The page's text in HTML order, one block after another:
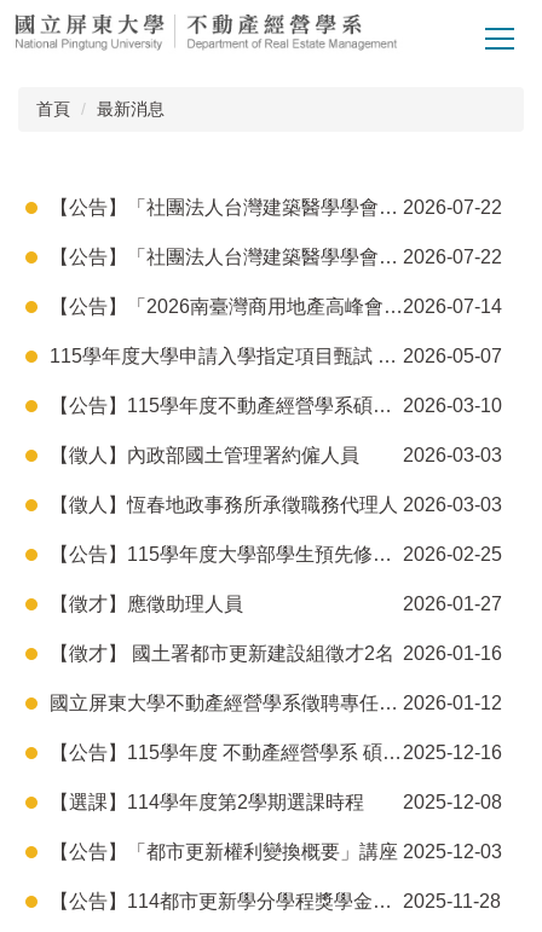
跳
到
首頁 最新消息
【公告】「社團法人台灣建築醫學學會-2026第八屆優秀學位論文獎」 2026-07-22
【公告】「社團法人台灣建築醫學學會-2026第四屆傑出獎項評選」 2026-07-22
【公告】「2026南臺灣商用地產高峰會」講座2026-07-14
115學年度大學申請入學指定項目甄試 不動產經營學系學系面試公告 2026-05-07
【公告】115學年度不動產經營學系碩士在職專班面試公告 2026-03-10
【徵人】內政部國土管理署約僱人員 2026-03-03
【徵人】恆春地政事務所承徵職務代理人 2026-03-03
【公告】115學年度大學部學生預先修讀學士及碩士學位事宜 2026-02-25
【徵才】應徵助理人員 2026-01-27
【徵才】 國土署都市更新建設組徵才2名 2026-01-16
國立屏東大學不動產經營學系徵聘專任教師公告(1150112) 2026-01-12
【公告】115學年度 不動產經營學系 碩士在職專班招生 2025-12-16
【選課】114學年度第2學期選課時程 2025-12-08
【公告】「都市更新權利變換概要」講座 2025-12-03
【公告】114都市更新學分學程獎學金實施要點 2025-11-28